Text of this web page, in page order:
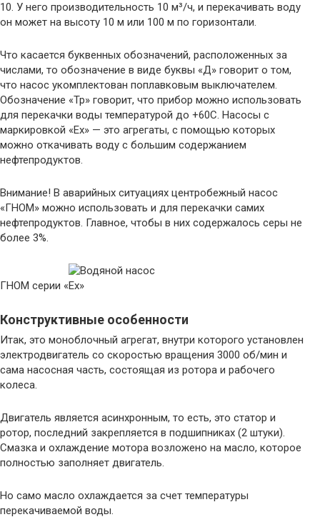
10. У него производительность 10 м³/ч, и перекачивать воду
он может на высоту 10 м или 100 м по горизонтали.
Что касается буквенных обозначений, расположенных за
числами, то обозначение в виде буквы «Д» говорит о том,
что насос укомплектован поплавковым выключателем.
Обозначение «Тр» говорит, что прибор можно использовать
для перекачки воды температурой до +60С. Насосы с
маркировкой «Ех» — это агрегаты, с помощью которых
можно откачивать воду с большим содержанием
нефтепродуктов.
Внимание! В аварийных ситуациях центробежный насос
«ГНОМ» можно использовать и для перекачки самих
нефтепродуктов. Главное, чтобы в них содержалось серы не
более 3%.
ГНОМ серии «Ех»
Конструктивные особенности
Итак, это моноблочный агрегат, внутри которого установлен
электродвигатель со скоростью вращения 3000 об/мин и
сама насосная часть, состоящая из ротора и рабочего
колеса.
Двигатель является асинхронным, то есть, это статор и
ротор, последний закрепляется в подшипниках (2 штуки).
Смазка и охлаждение мотора возложено на масло, которое
полностью заполняет двигатель.
Но само масло охлаждается за счет температуры
перекачиваемой воды.